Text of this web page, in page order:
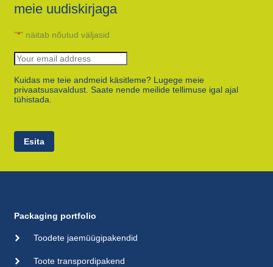
meie uudiskirjaga
"*" näitab nõutud väljasid
Kuidas me teie andmeid käsitleme? Lugege meie
privaatsusavaldust. Saate nende meilide tellimuse igal ajal
tühistada.
Esita
Packaging portfolio
Toodete jaemüügipakendid
Toote transpordipakend